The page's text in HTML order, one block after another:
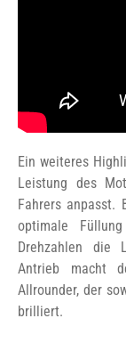
Ein weiteres
Leistung des
Fahrers anpasst.
optimale
Drehzahlen die
Antrieb macht
Allrounder, der
brilliert.